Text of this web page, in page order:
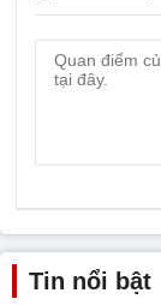
Tin nổi bật